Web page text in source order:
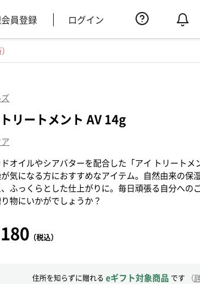
員登録 ログイン
リートメント AV 14g
オイルやシアバターを配合した「アイ トリートメ
気になる方におすすめなアイテム。自然由来の保
ふっくらとした仕上がりに。毎日頑張る自分への
物にいかがでしょうか？
（税込）
住所を知らずに贈れる eギフト対象商品 です （